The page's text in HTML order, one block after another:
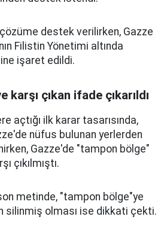
destek verilirken, Gazze
Filistin Yönetimi altında
işaret edildi.
karşı çıkan ifade çıkarıldı
açtığı ilk karar tasarısında,
nüfus bulunan yerlerden
Gazze'de "tampon bölge"
çıkılmıştı.
metinde, "tampon bölge"ye
silinmiş olması ise dikkati çekti.